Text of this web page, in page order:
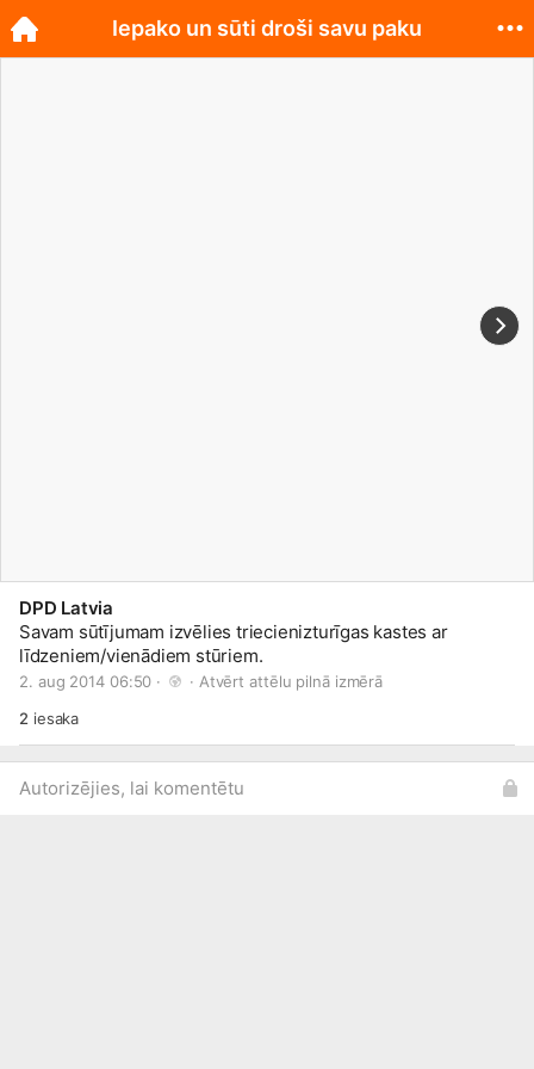
DPD Latvia
Savam sūtījumam izvēlies triecienizturīgas kastes ar
līdzeniem/vienādiem stūriem.
2. aug 2014 06:50 · · Atvērt attēlu pilnā izmērā
2 iesaka
Autorizējies, lai komentētu
Iepako un sūti droši savu paku